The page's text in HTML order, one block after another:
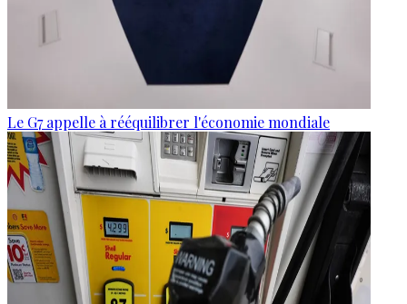
Le G7 appelle à rééquilibrer l'économie mondiale